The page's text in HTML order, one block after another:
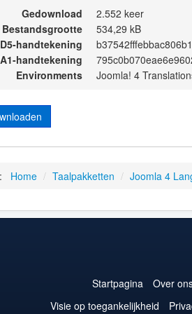
Gedownload
2.552 keer
Bestandsgrootte
534,29 kB
handtekening
handtekening
Environments
Joomla! 4
Home / Taalpakketten / Joomla 4
Startpagina Over
Visie op toegankelijkheid